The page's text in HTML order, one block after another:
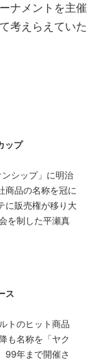
ナメントを主催
考えらえていた
ップ
ンシップ」に明治
商品の名称を冠に
に販売権が移り大
を制した平瀬真
ス
トのヒット商品
も名称を「ヤク
99年まで開催さ